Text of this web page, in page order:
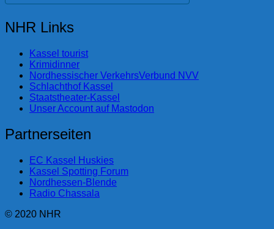
NHR Links
Kassel tourist
Krimidinner
Nordhessischer VerkehrsVerbund NVV
Schlachthof Kassel
Staatstheater-Kassel
Unser Account auf Mastodon
Partnerseiten
EC Kassel Huskies
Kassel Spotting Forum
Nordhessen-Blende
Radio Chassala
© 2020 NHR